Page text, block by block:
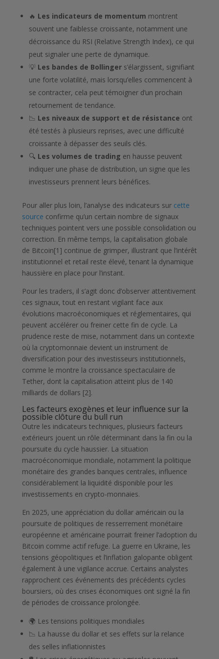
🔥 Les indicateurs de momentum montrent
souvent une faiblesse croissante, notamment une
décroissance du RSI (Relative Strength Index), ce qui
peut signaler une perte de dynamique.
💡 Les bandes de Bollingers’élargissent, signifiant
une forte volatilité, mais lorsqu’elles commencent à
se contracter, cela peut témoigner d’un prochain
retournement de tendance.
📉 Les niveaux de support et de résistance ont
été testés à plusieurs reprises, avec une difficulté
croissante à dépasser des seuils clés.
🔍 Les volumes de trading en hausse peuvent
indiquer une phase de distribution, un signe que les
investisseurs prennent leurs bénéfices.
Pour aller plus loin, l’analyse des indicateurs sur cette
source confirme qu’un certain nombre de signaux
techniques pointent vers une possible consolidation ou
correction. En même temps, la capitalisation globale
de Bitcoin[1] continue de grimper, illustrant que l’intérêt
institutionnel et retail reste élevé, tenant la dynamique
haussière en place pour l’instant.
Pour les traders, il s’agit donc d’observer attentivement
ces signaux, tout en restant vigilant face aux
évolutions macroéconomiques et réglementaires, qui
peuvent accélérer ou freiner cette fin de cycle. La
prudence reste de mise, notamment dans un contexte
où la cryptomonnaie devient un instrument de
diversification pour des investisseurs institutionnels,
comme le montre la croissance spectaculaire de
Tether, dont la capitalisation atteint plus de 140
milliards de dollars [2].
Les facteurs exogènes et leur influence sur la
possible clôture du bull run
Outre les indicateurs techniques, plusieurs facteurs
extérieurs jouent un rôle déterminant dans la fin ou la
poursuite du cycle haussier. La situation
macroéconomique mondiale, notamment la politique
monétaire des grandes banques centrales, influence
considérablement la liquidité disponible pour les
investissements en crypto-monnaies.
En 2025, une appréciation du dollar américain ou la
poursuite de politiques de resserrement monétaire
européenne et américaine pourrait freiner l’adoption du
Bitcoin comme actif refuge. La guerre en Ukraine, les
tensions géopolitiques et l’inflation galopante obligent
également à une vigilance accrue. Certains analystes
rapprochent ces événements des précédents cycles
boursiers, où des crises économiques ont signé la fin
de périodes de croissance prolongée.
🌍 Les tensions politiques mondiales
📉 La hausse du dollar et ses effets sur la relance
des selles inflationnistes